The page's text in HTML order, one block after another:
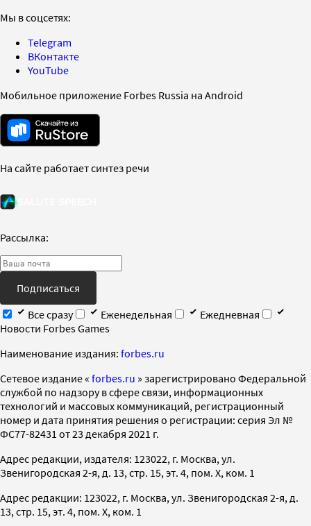
Мы в соцсетях:
Telegram
ВКонтакте
YouTube
Мобильное приложение Forbes Russia на Android
На сайте работает синтез речи
Рассылка:
Подписаться
Все сразу
Еженедельная
Ежедневная
Новости Forbes Games
Наименование издания: forbes.ru
Cетевое издание « forbes.ru » зарегистрировано Федеральной
службой по надзору в сфере связи, информационных
технологий и массовых коммуникаций, регистрационный
номер и дата принятия решения о регистрации: серия Эл №
ФС77-82431 от 23 декабря 2021 г.
Адрес редакции, издателя: 123022, г. Москва, ул.
Звенигородская 2-я, д. 13, стр. 15, эт. 4, пом. X, ком. 1
Адрес редакции: 123022, г. Москва, ул. Звенигородская 2-я, д.
13, стр. 15, эт. 4, пом. X, ком. 1